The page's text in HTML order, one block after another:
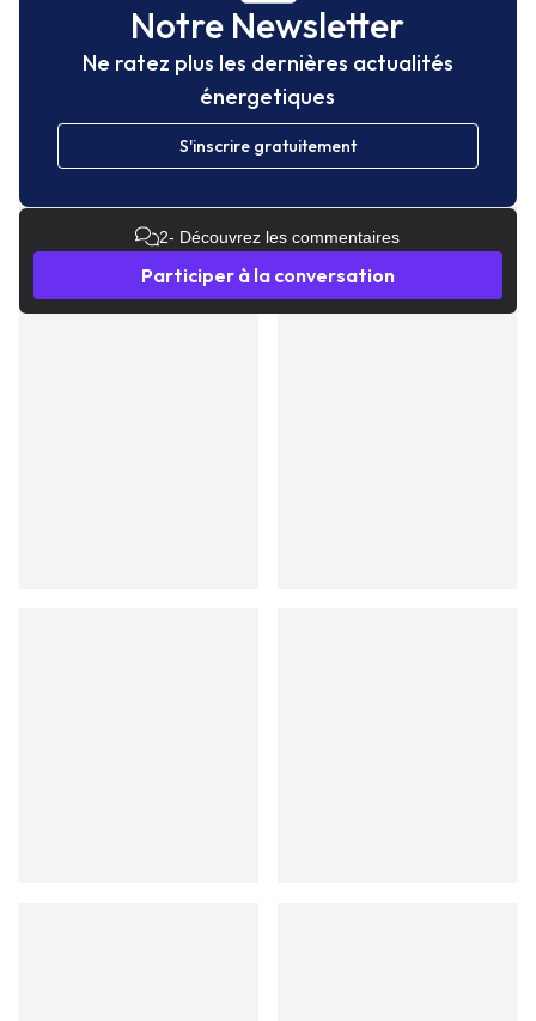
Notre Newsletter
Ne ratez plus les dernières actualités
énergetiques
S'inscrire gratuitement
2- Découvrez les commentaires
Participer à la conversation